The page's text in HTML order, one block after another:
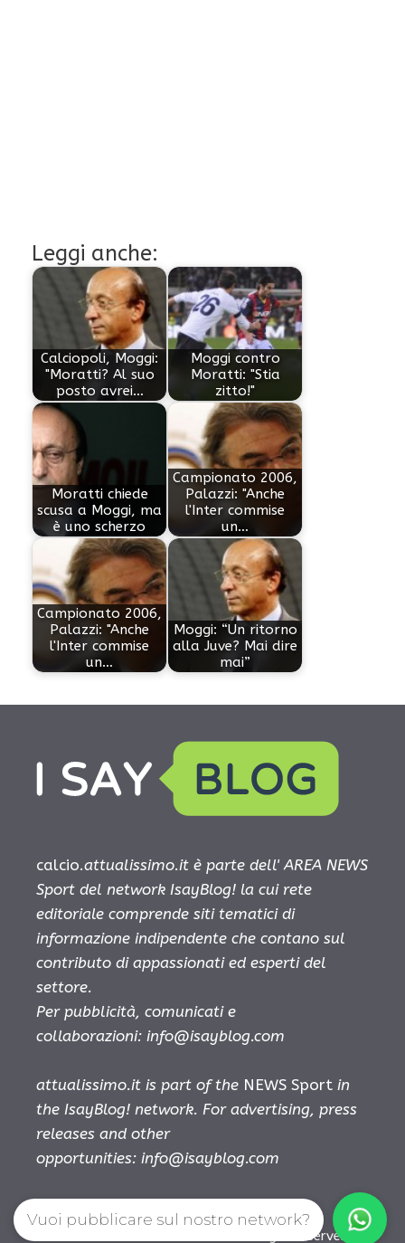
Leggi anche:
Calciopoli, Moggi:
"Moratti? Al suo
posto avrei…
Moggi contro
Moratti: "Stia
zitto!"
Moratti chiede
scusa a Moggi, ma
è uno scherzo
Campionato 2006,
Palazzi: "Anche
l'Inter commise
un…
Campionato 2006,
Palazzi: "Anche
l'Inter commise
un…
Moggi: “Un ritorno
alla Juve? Mai dire
mai”
calcio.attualissimo.it è parte dell' AREA NEWS
Sport del network IsayBlog! la cui rete
editoriale comprende siti tematici di
informazione indipendente che contano sul
contributo di appassionati ed esperti del
settore.
Per pubblicità, comunicati e
collaborazioni: info@isayblog.com
attualissimo.it is part of the NEWS Sport in
the IsayBlog! network. For advertising, press
releases and other
opportunities: info@isayblog.com
Musica Attualissimo © 2026. All right reserverd.
Vuoi pubblicare sul nostro network?